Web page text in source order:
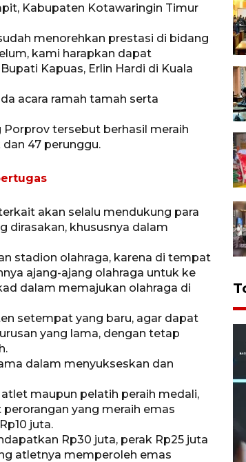
Kabupaten Kotawaringin Timur
menorehkan prestasi di bidang
kami harapkan dapat
Kapuas, Erlin Hardi di Kuala
acara ramah tamah serta
tersebut berhasil meraih
dan 47 perunggu.
akan selalu mendukung para
dirasakan, khususnya dalam
stadion olahraga, karena di tempat
ajang-ajang olahraga untuk ke
dalam memajukan olahraga di
setempat yang baru, agar dapat
yang lama, dengan tetap
dalam menyukseskan dan
maupun pelatih peraih medali,
yang meraih emas
juta.
Rp30 juta, perak Rp25 juta
atletnya memperoleh emas